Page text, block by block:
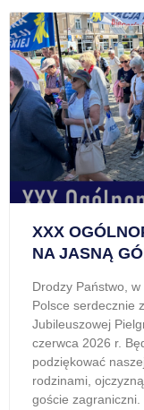
XXX
NA JASNĄ
Drodzy Państwo,
Polsce serdecznie
Jubileuszowej
czerwca 2026 r.
podziękować
rodzinami,
goście